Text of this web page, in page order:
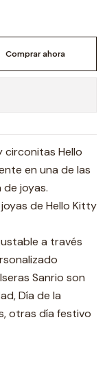
Comprar ahora
circonitas Hello
en una de las
joyas.
de Hello Kitty
a través
Sanrio son
Día de la
otras día festivo